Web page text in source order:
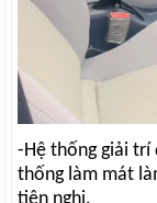
-Hệ thống giải trí
thống làm mát